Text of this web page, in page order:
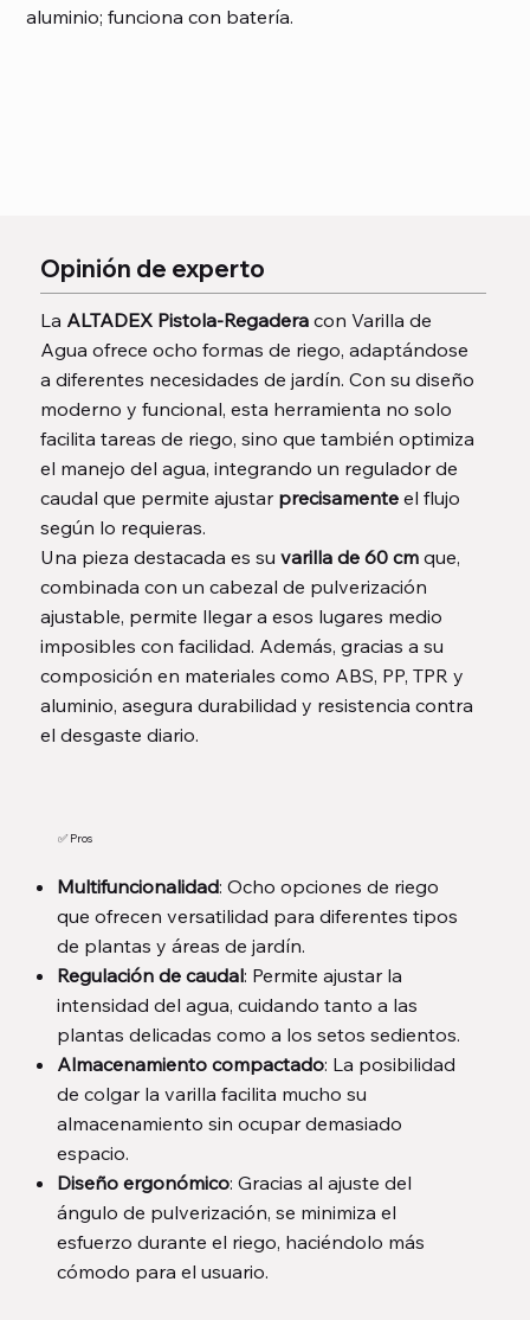
aluminio; funciona con batería.
Opinión de experto
La ALTADEX Pistola-Regaderacon Varilla de
Agua ofrece ocho formas de riego, adaptándose
a diferentes necesidades de jardín. Con su diseño
moderno y funcional, esta herramienta no solo
facilita tareas de riego, sino que también optimiza
el manejo del agua, integrando un regulador de
caudal que permite ajustar precisamenteel flujo
según lo requieras.
Una pieza destacada es su varilla de 60 cmque,
combinada con un cabezal de pulverización
ajustable, permite llegar a esos lugares medio
imposibles con facilidad. Además, gracias a su
composición en materiales como ABS, PP, TPR y
aluminio, asegura durabilidad y resistencia contra
el desgaste diario.
✅ Pros
Multifuncionalidad: Ocho opciones de riego
que ofrecen versatilidad para diferentes tipos
de plantas y áreas de jardín.
Regulación de caudal: Permite ajustar la
intensidad del agua, cuidando tanto a las
plantas delicadas como a los setos sedientos.
Almacenamiento compactado: La posibilidad
de colgar la varilla facilita mucho su
almacenamiento sin ocupar demasiado
espacio.
Diseño ergonómico: Gracias al ajuste del
ángulo de pulverización, se minimiza el
esfuerzo durante el riego, haciéndolo más
cómodo para el usuario.